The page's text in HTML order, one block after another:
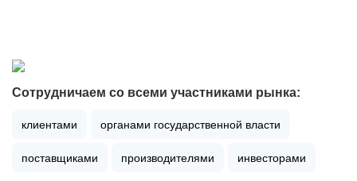
Сотрудничаем со всеми участниками рынка:
клиентами органами государственной власти
поставщиками производителями инвесторами